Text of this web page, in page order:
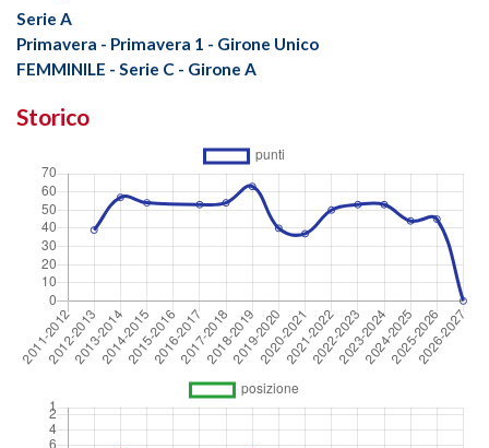
Serie A
Primavera - Primavera 1 - Girone Unico
FEMMINILE - Serie C - Girone A
Storico